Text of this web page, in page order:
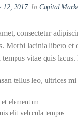
12, 2017 In Capital
consectetur
Morbi lacinia libero et
vitae quis
tellus leo, ultrices
elementum
elit vehicula tempus